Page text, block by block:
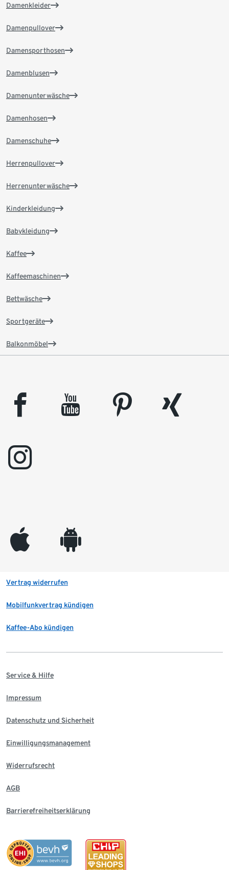
Damenkleider
Damenpullover
Damensporthosen
Damenblusen
Damenunterwäsche
Damenhosen
Damenschuhe
Herrenpullover
Herrenunterwäsche
Kinderkleidung
Babykleidung
Kaffee
Kaffeemaschinen
Bettwäsche
Sportgeräte
Balkonmöbel
facebook youtube pinterest
xing
instagram
appleinc android
Vertrag widerrufen
Mobilfunkvertrag kündigen
Kaffee-Abo kündigen
Service & Hilfe
Impressum
Datenschutz und Sicherheit
Einwilligungsmanagement
Widerrufsrecht
AGB
Barrierefreiheitserklärung